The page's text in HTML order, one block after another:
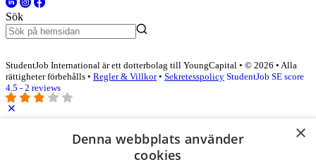
Sök
StudentJob International är ett dotterbolag till YoungCapital • © 2026 • Alla
rättigheter förbehålls • Regler & Villkor• Sekretesspolicy StudentJob SE score
4.5 - 2 reviews
Logga in som företag ×
Denna webbplats använder
cookies